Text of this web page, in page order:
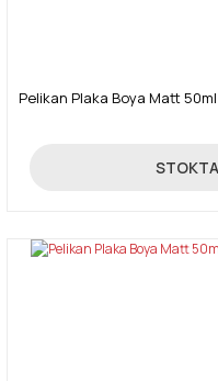
Pelikan Plaka Boya Matt 50ml
85,00